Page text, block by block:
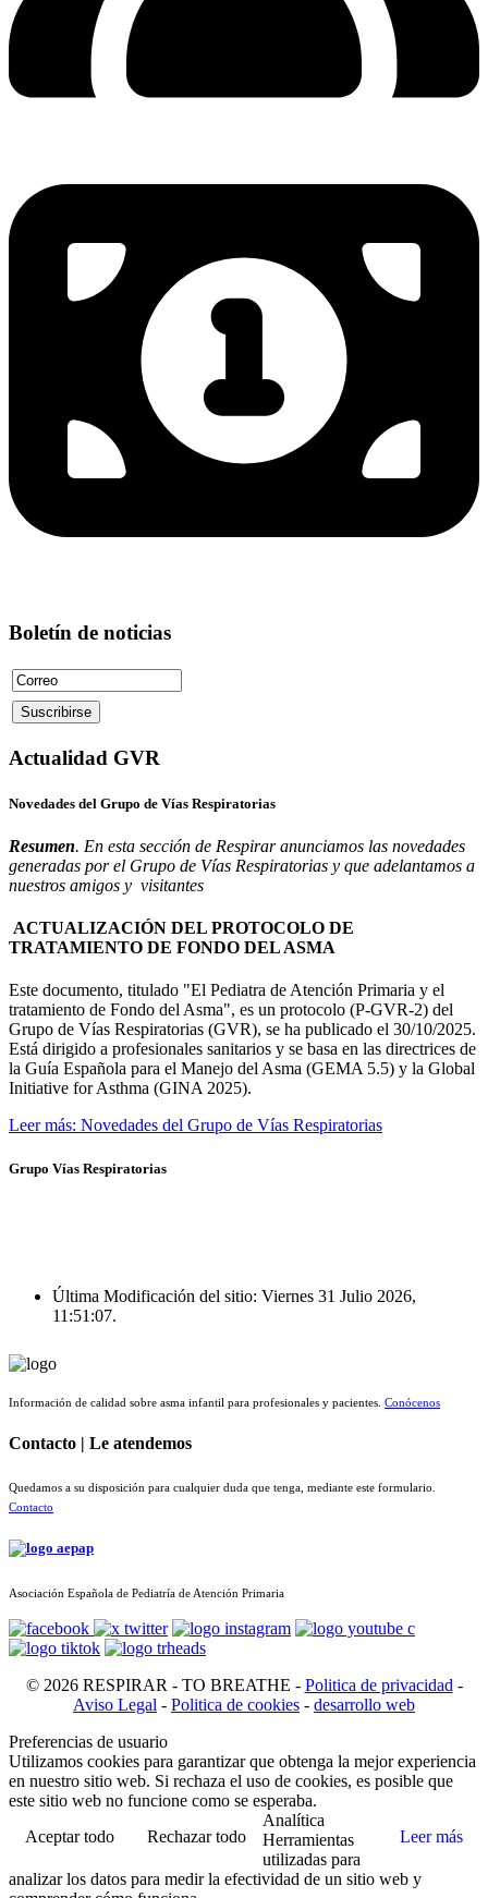
Boletín de noticias
Actualidad GVR
Novedades del Grupo de Vías Respiratorias
Resumen. En esta sección de Respirar anunciamos las novedades
generadas por el Grupo de Vías Respiratorias y que adelantamos a
nuestros amigos y visitantes
ACTUALIZACIÓN DEL PROTOCOLO DE
TRATAMIENTO DE FONDO DEL ASMA
Este documento, titulado "El Pediatra de Atención Primaria y el
tratamiento de Fondo del Asma", es un protocolo (P-GVR-2) del
Grupo de Vías Respiratorias (GVR), se ha publicado el 30/10/2025.
Está dirigido a profesionales sanitarios y se basa en las directrices de
la Guía Española para el Manejo del Asma (GEMA 5.5) y la Global
Initiative for Asthma (GINA 2025).
Leer más: Novedades del Grupo de Vías Respiratorias
Grupo Vías Respiratorias
Última Modificación del sitio: Viernes 31 Julio 2026,
11:51:07.
Información de calidad sobre asma infantil para profesionales y pacientes. Conócenos
Contacto | Le atendemos
Quedamos a su disposición para cualquier duda que tenga, mediante este formulario.
Contacto
Asociación Española de Pediatría de Atención Primaria
© 2026 RESPIRAR - TO BREATHE - Politica de privacidad -
Aviso Legal - Politica de cookies - desarrollo web
Preferencias de usuario
Utilizamos cookies para garantizar que obtenga la mejor experiencia
en nuestro sitio web. Si rechaza el uso de cookies, es posible que
este sitio web no funcione como se esperaba.
Aceptar todo
Rechazar todo Leer más
Analítica
Herramientas
utilizadas para
analizar los datos para medir la efectividad de un sitio web y